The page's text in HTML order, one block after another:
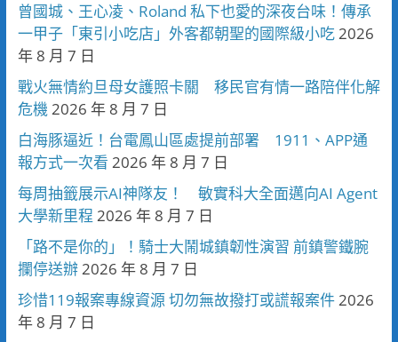
曾國城、王心凌、Roland 私下也愛的深夜台味！傳承
一甲子「東引小吃店」外客都朝聖的國際級小吃2026
年 8 月 7 日
戰火無情約旦母女護照卡關 移民官有情一路陪伴化解
危機2026 年 8 月 7 日
白海豚逼近！台電鳳山區處提前部署 1911、APP通
報方式一次看 2026 年 8 月 7 日
每周抽籤展示AI神隊友！ 敏實科大全面邁向AI Agent
大學新里程 2026 年 8 月 7 日
「路不是你的」！騎士大鬧城鎮韌性演習 前鎮警鐵腕
攔停送辦2026 年 8 月 7 日
珍惜119報案專線資源 切勿無故撥打或謊報案件2026
年 8 月 7 日